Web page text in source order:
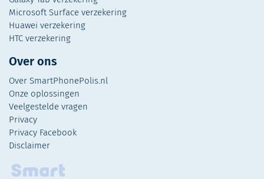
Microsoft Surface verzekering
Huawei verzekering
HTC verzekering
Over ons
Over SmartPhonePolis.nl
Onze oplossingen
Veelgestelde vragen
Privacy
Privacy Facebook
Disclaimer